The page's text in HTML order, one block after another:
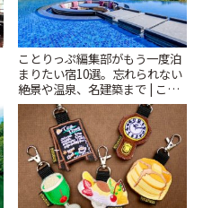
ことりっぷ編集部がもう一度泊
まりたい宿10選。忘れられない
絶景や温泉、名建築まで | こと
りっぷ